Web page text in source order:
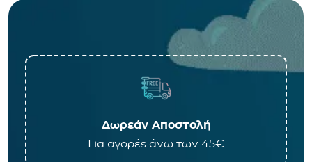
Δωρεάν Αποστολή
Για αγορές άνω των 45€